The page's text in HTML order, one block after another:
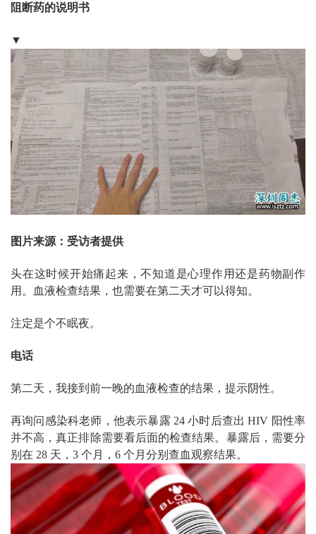
阻断药的说明书
▼
图片来源：受访者提供
头在这时候开始痛起来，不知道是心理作用还是药物副作
用。血液检查结果，也需要在第二天才可以得知。
注定是个不眠夜。
电话
第二天，我接到前一晚的血液检查的结果，提示阴性。
再询问感染科老师，他表示暴露 24 小时后查出 HIV 阳性率
并不高，真正排除需要看后面的检查结果。暴露后，需要分
别在 28 天，3 个月，6 个月分别查血观察结果。